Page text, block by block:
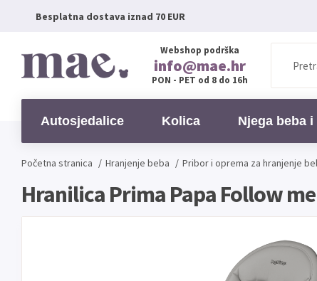
Besplatna dostava iznad 70 EUR
Webshop podrška
info@mae.hr
PON - PET od 8 do 16h
Autosjedalice Kolica Njega beba
Početna stranica / Hranjenje beba / Pribor i oprema za hranjenje
Hranilica Prima Papa Follow me